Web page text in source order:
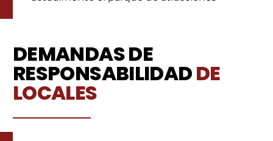
DEMANDAS DE
RESPONSABILIDADDE
LOCALES